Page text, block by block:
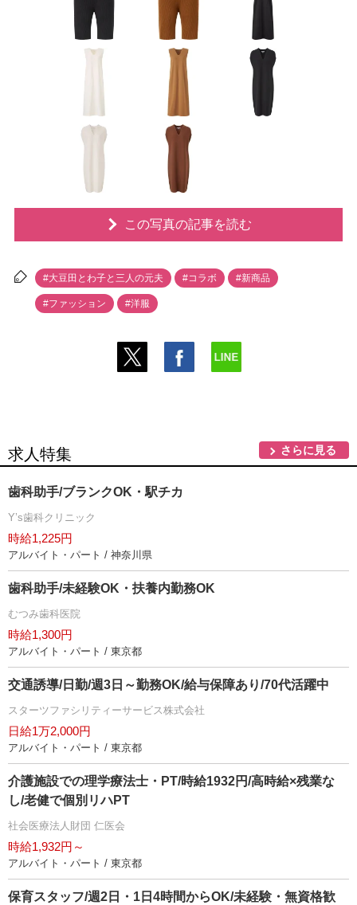
この写真の記事を読む
#大豆田とわ子と三人の元夫 #コラボ #新商品
#ファッション #洋服
求人特集 さらに見る
歯科助手/ブランクOK・駅チカ
Y’s歯科クリニック
時給1,225円
アルバイト・パート / 神奈川県
歯科助手/未経験OK・扶養内勤務OK
むつみ歯科医院
時給1,300円
アルバイト・パート / 東京都
交通誘導/日勤/週3日～勤務OK/給与保障あり/70代活躍中
スターツファシリティーサービス株式会社
日給1万2,000円
アルバイト・パート / 東京都
介護施設での理学療法士・PT/時給1932円/高時給×残業な
し/老健で個別リハPT
社会医療法人財団 仁医会
時給1,932円～
アルバイト・パート / 東京都
保育スタッフ/週2日・1日4時間からOK/未経験・無資格歓